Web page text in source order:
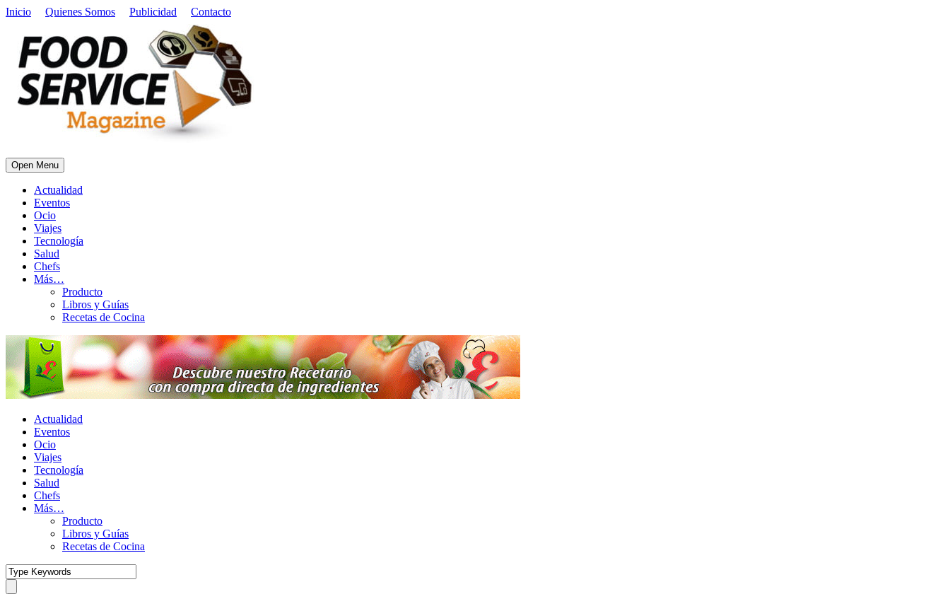
Inicio Quienes Somos Publicidad Contacto
Open Menu
Actualidad
Eventos
Ocio
Viajes
Tecnología
Salud
Chefs
Más…
Producto
Libros y Guías
Recetas de Cocina
Actualidad
Eventos
Ocio
Viajes
Tecnología
Salud
Chefs
Más…
Producto
Libros y Guías
Recetas de Cocina